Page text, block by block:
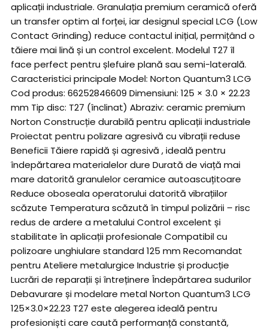
aplicații industriale. Granulația premium ceramică oferă
un transfer optim al forței, iar designul special LCG (Low
Contact Grinding) reduce contactul inițial, permițând o
tăiere mai lină și un control excelent. Modelul T27 îl
face perfect pentru șlefuire plană sau semi-laterală.
Caracteristici principale Model: Norton Quantum3 LCG
Cod produs: 66252846609 Dimensiuni: 125 × 3.0 × 22.23
mm Tip disc: T27 (înclinat) Abraziv: ceramic premium
Norton Construcție durabilă pentru aplicații industriale
Proiectat pentru polizare agresivă cu vibrații reduse
Beneficii Tăiere rapidă și agresivă , ideală pentru
îndepărtarea materialelor dure Durată de viață mai
mare datorită granulelor ceramice autoascuțitoare
Reduce oboseala operatorului datorită vibrațiilor
scăzute Temperatura scăzută în timpul polizării – risc
redus de ardere a metalului Control excelent și
stabilitate în aplicații profesionale Compatibil cu
polizoare unghiulare standard 125 mm Recomandat
pentru Ateliere metalurgice Industrie și producție
Lucrări de reparații și întreținere Îndepărtarea sudurilor
Debavurare și modelare metal Norton Quantum3 LCG
125×3.0×22.23 T27 este alegerea ideală pentru
profesioniști care caută performanță constantă,